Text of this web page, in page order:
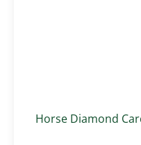
Horse Diamond